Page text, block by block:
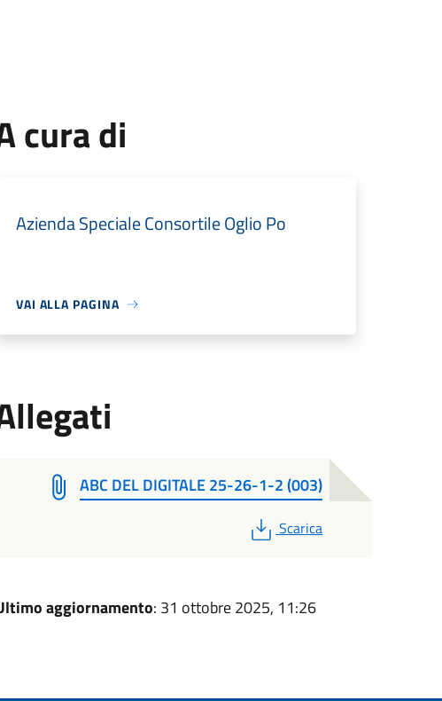
cura di
Azienda Speciale Consortile Oglio Po
VAI ALLA PAGINA
ABC DEL DIGITALE 25-26-1-2 (003)
PDF
Scarica
aggiornamento: 31 ottobre 2025, 11:26